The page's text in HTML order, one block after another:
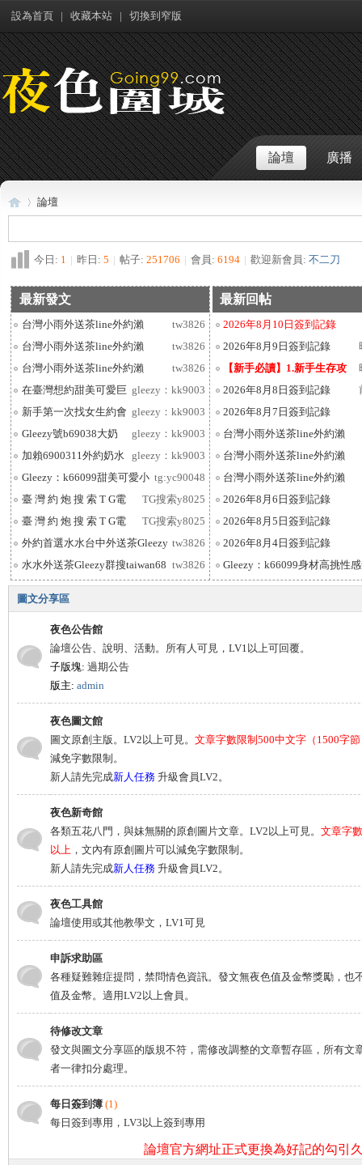
設為首頁 | 收藏本站 | 切換到窄版
論壇 廣播
夜
色
圍
»
論壇
今日: 1 | 昨日: 5 | 帖子: 251706 | 會員: 6194 | 歡迎新會員: 不二刀
最新發文
tw3826
台灣小雨外送茶line外約瀨
fba988或jkf44和T
tw3826
台灣小雨外送茶line外約瀨
fba988或jkf44和T
tw3826
台灣小雨外送茶line外約瀨
fba988或jkf44和T
gleezy：kk9003
在臺灣想約甜美可愛巨
乳妹加這個賬號Gleezy gleezy：kk9003
新手第一次找女生約會
一定要看這篇
gleezy：kk9003
Gleezy號b69038大奶
妹配合度高M屬性妹子舌gleezy：kk9003
加賴6900311外約奶水
媽媽、處女、白虎、巨
tg:yc90048
Gleezy：k66099甜美可愛小
蘿莉初次兼職敏感
TG搜索y8025
臺 灣 約 炮 搜 索 T G電
報：@y8025 賴b690
TG搜索y8025
臺 灣 約 炮 搜 索 T G電
報：@y8025 賴b690
tw3826
外約首選水水台中外送茶Gleezy
群搜taiwan68
tw3826
水水外送茶Gleezy群搜taiwan68
台北幼齒學生
最新回帖
2026年8月10日簽到記錄
2026年8月9日簽到記錄
【新手必讀】1.新手生存攻
略（2017-01-20）
2026年8月8日簽到記錄
2026年8月7日簽到記錄
台灣小雨外送茶line外約瀨
fba988或jkf44和T
台灣小雨外送茶line外約瀨
fba988或jkf44和T
台灣小雨外送茶line外約瀨
fba988或jkf44和T
2026年8月6日簽到記錄
2026年8月5日簽到記錄
2026年8月4日簽到記錄
Gleezy：k66099身材高挑性
質正妹敏感水
圖文分享區
夜色公告館
論壇公告、說明、活動。所有人可見，LV1以上可回覆。
子版塊: 過期公告
版主: admin
夜色圖文館
圖文原創主版。LV2以上可見。 文章字數限制500中文字（1500字
減免字數限制。
新人請先完成新人任務 升級會員LV2。
夜色新奇館
各類五花八門，與妹無關的原創圖片文章。LV2以上可見。 文章字
以上 ，文內有原創圖片可以減免字數限制。
新人請先完成新人任務 升級會員LV2。
夜色工具館
論壇使用或其他教學文，LV1可見
申訴求助區
各種疑難雜症提問，禁問情色資訊。發文無夜色值及金幣獎勵，也
值及金幣。適用LV2以上會員。
待修改文章
發文與圖文分享區的版規不符，需修改調整的文章暫存區，所有文
者一律扣分處理。
每日簽到簿 (1)
每日簽到專用，LV3以上簽到專用
論壇官方網址正式更換為好記的勾引